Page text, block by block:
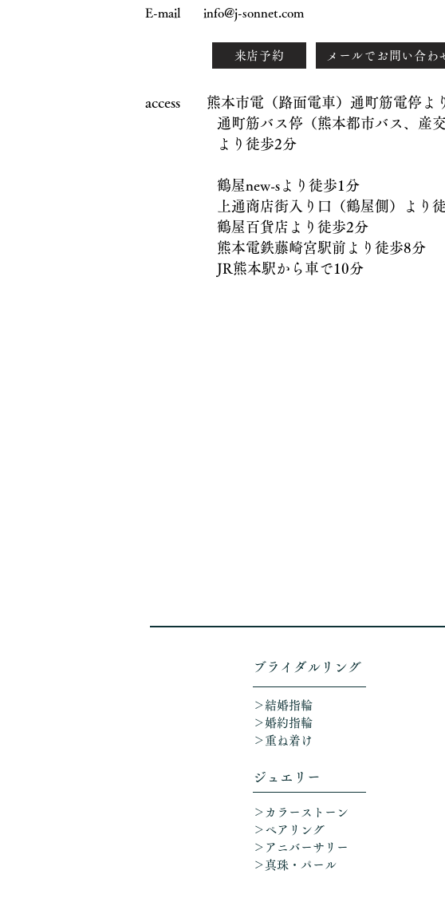
E-mail info@j-sonnet.com
来店予約 メールでお問い合わ
access 熊本市電（路面電車）通町筋電停よ
通町筋バス停（熊本都市バス、産交
より徒歩2分
鶴屋new-sより徒歩1分
上通商店街入り口（鶴屋側）より徒
鶴屋百貨店より徒歩2分
熊本電鉄藤崎宮駅前より徒歩8分
JR熊本駅から車で10分
​ブライダルリング
＞結婚指輪
＞婚約指輪
＞重ね着け​
ジュエリー
＞カラーストーン
＞ペアリング
＞アニバーサリー
​ ＞真珠・パール